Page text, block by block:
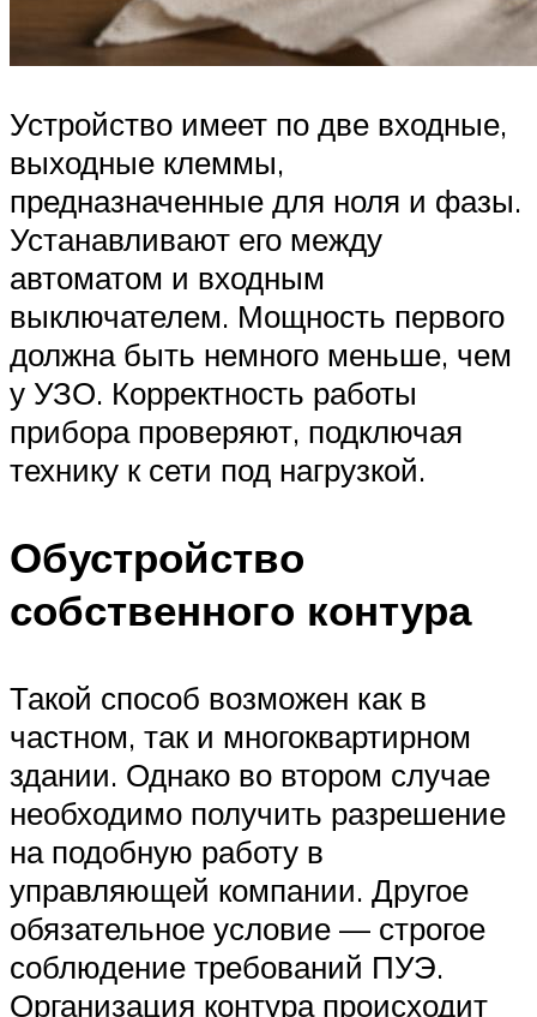
Устройство имеет по две входные,
выходные клеммы,
предназначенные для ноля и фазы.
Устанавливают его между
автоматом и входным
выключателем. Мощность первого
должна быть немного меньше, чем
у УЗО. Корректность работы
прибора проверяют, подключая
технику к сети под нагрузкой.
Обустройство
собственного контура
Такой способ возможен как в
частном, так и многоквартирном
здании. Однако во втором случае
необходимо получить разрешение
на подобную работу в
управляющей компании. Другое
обязательное условие — строгое
соблюдение требований ПУЭ.
Организация контура происходит